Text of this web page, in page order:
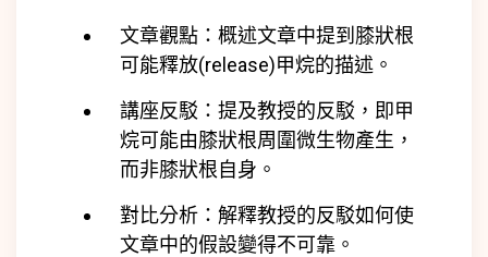
文章觀點：概述文章中提到膝狀根
可能釋放(release)甲烷的描述。
講座反駁：提及教授的反駁，即甲
烷可能由膝狀根周圍微生物產生，
而非膝狀根自身。
對比分析：解釋教授的反駁如何使
文章中的假設變得不可靠。